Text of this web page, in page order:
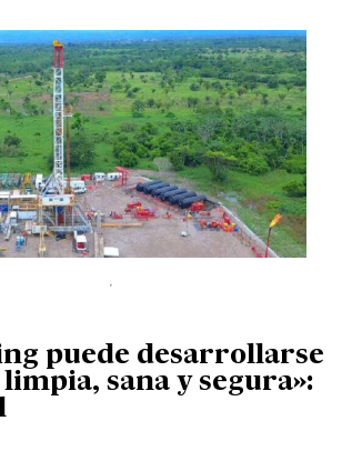
puede desarrollarse
sana y segura»: